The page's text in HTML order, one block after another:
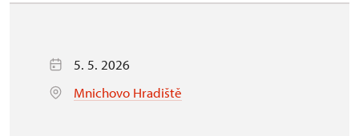
5. 5. 2026
Mnichovo Hradiště